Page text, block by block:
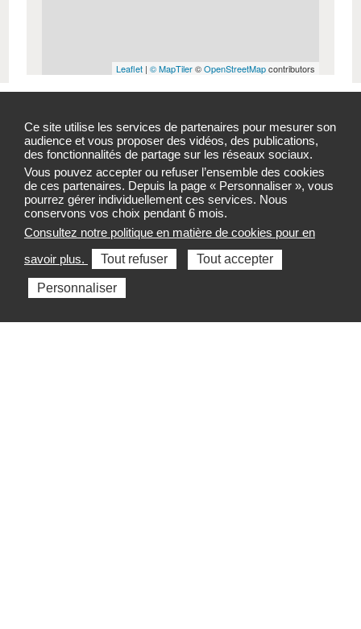
Ce site utilise les services de partenaires pour mesurer son
audience et vous proposer des vidéos, des publications,
des fonctionnalités de partage sur les réseaux sociaux.
Vous pouvez accepter ou refuser l’ensemble des cookies
de ces partenaires. Depuis la page « Personnaliser », vous
pourrez gérer individuellement ces services. Nous
conservons vos choix pendant 6 mois.
Consultez notre politique en matière de cookies pour en
savoir plus.
Tout refuser Tout accepter
Personnaliser
Leaflet| © MapTiler©OpenStreetMapcontributors
NOUS CONTACTER
ARS Bretagne
6, Place des Colombes
CS 14253
35042 Rennes Cedex
02 90 08 80 00
Nos délégations départementales